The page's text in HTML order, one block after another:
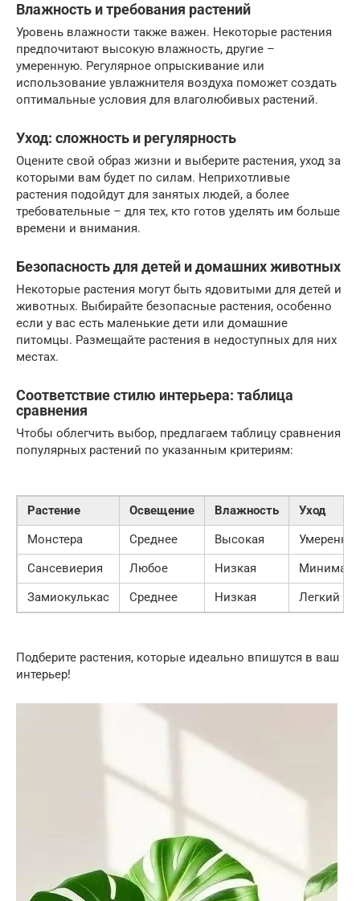
Влажность и требования растений
Уровень влажности также важен. Некоторые растения
предпочитают высокую влажность, другие –
умеренную. Регулярное опрыскивание или
использование увлажнителя воздуха поможет создать
оптимальные условия для влаголюбивых растений.
Уход: сложность и регулярность
Оцените свой образ жизни и выберите растения, уход за
которыми вам будет по силам. Неприхотливые
растения подойдут для занятых людей, а более
требовательные – для тех, кто готов уделять им больше
времени и внимания.
Безопасность для детей и домашних животных
Некоторые растения могут быть ядовитыми для детей и
животных. Выбирайте безопасные растения, особенно
если у вас есть маленькие дети или домашние
питомцы. Размещайте растения в недоступных для них
местах.
Соответствие стилю интерьера: таблица
сравнения
Чтобы облегчить выбор, предлагаем таблицу сравнения
популярных растений по указанным критериям:
Растение Освещение Влажность
Уход
Монстера
Среднее Высокая
Сансевиерия
Любое Низкая
Замиокулькас
Среднее Низкая Легкий
Подберите растения, которые идеально впишутся в ваш
интерьер!